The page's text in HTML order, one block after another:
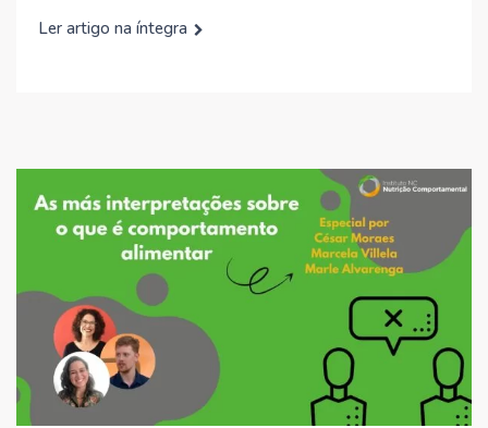
Ler artigo na íntegra